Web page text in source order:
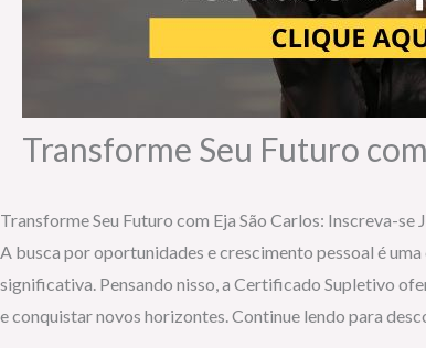
Transforme Seu Futuro
Transforme Seu Futuro com Eja São Carlos: Inscreva-se
A busca por oportunidades e crescimento pessoal é
significativa. Pensando nisso, a Certificado Supletivo
e conquistar novos horizontes. Continue lendo para